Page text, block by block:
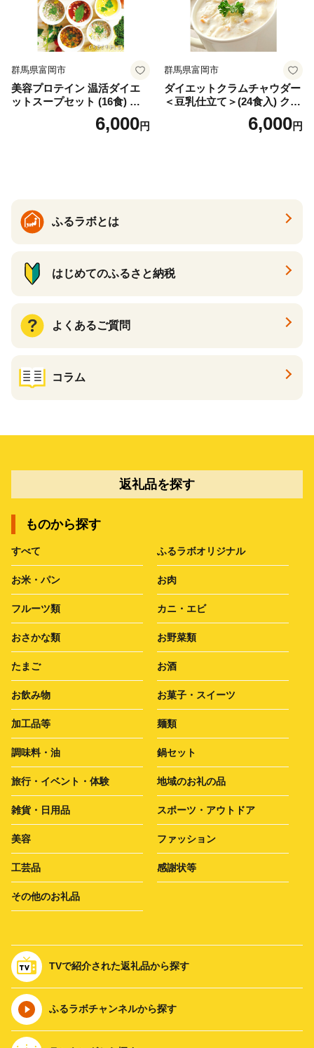
群馬県富岡市
美容プロテイン 温活ダイエ
ットスープセット (16食) 小
分け スープ 食べ比べ セット
詰合せ クラムチャウダー チ
6,000円
群馬県富岡市
ダイエットクラムチャウダー
＜豆乳仕立て＞(24食入) クラ
ムチャウダー 豆乳 ダイエッ
ト スープ プロテイン たんぱ
6,000円
ふるラボとは
はじめてのふるさと納税
よくあるご質問
コラム
返礼品を探す
ものから探す
すべて ふるラボオリジナル
お米・パン お肉
フルーツ類 カニ・エビ
おさかな類 お野菜類
たまご お酒
お飲み物 お菓子・スイーツ
加工品等 麺類
調味料・油 鍋セット
旅行・イベント・体験 地域のお礼の品
雑貨・日用品 スポーツ・アウトドア
美容 ファッション
工芸品 感謝状等
その他のお礼品
TVで紹介された返礼品から探す
ふるラボチャンネルから探す